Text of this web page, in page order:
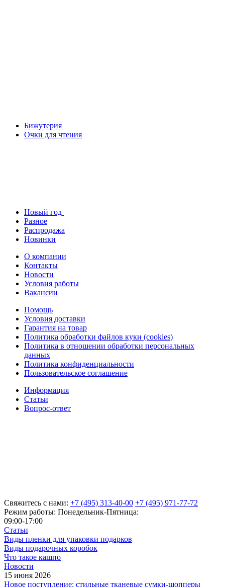
Бижутерия
Очки для чтения
Новый год
Разное
Распродажа
Новинки
О компании
Контакты
Новости
Условия работы
Вакансии
Помощь
Условия доставки
Гарантия на товар
Политика обработки файлов куки (cookies)
Политика в отношении обработки персональных
данных
Политика конфиденциальности
Пользовательское соглашение
Информация
Статьи
Вопрос-ответ
Свяжитесь с нами: +7 (495) 313-40-00 +7 (495) 971-77-72
Режим работы: Понедельник-Пятница:
09:00-17:00
Статьи
Виды пленки для упаковки подарков
Виды подарочных коробок
Что такое кашпо
Новости
15 июня 2026
Новое поступление: стильные тканевые сумки-шопперы